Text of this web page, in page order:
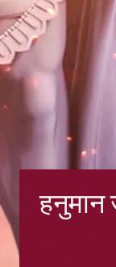
हनुमान